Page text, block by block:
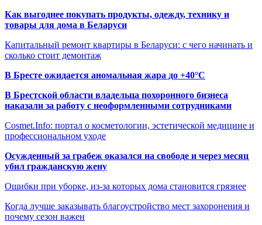
Как выгоднее покупать продукты, одежду, технику и
товары для дома в Беларуси
Капитальный ремонт квартиры в Беларуси: с чего начинать и
сколько стоит демонтаж
В Бресте ожидается аномальная жара до +40°C
В Брестской области владельца похоронного бизнеса
наказали за работу с неоформленными сотрудниками
Cosmet.Info: портал о косметологии, эстетической медицине и
профессиональном уходе
Осужденный за грабеж оказался на свободе и через месяц
убил гражданскую жену
Ошибки при уборке, из-за которых дома становится грязнее
Когда лучше заказывать благоустройство мест захоронения и
почему сезон важен